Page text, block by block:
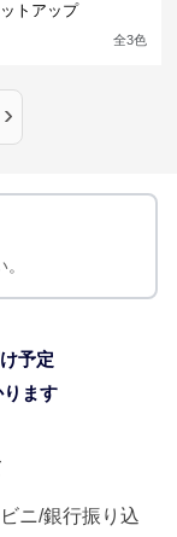
トアップ
全3色
›
予定
ります
ニ/銀行振り込